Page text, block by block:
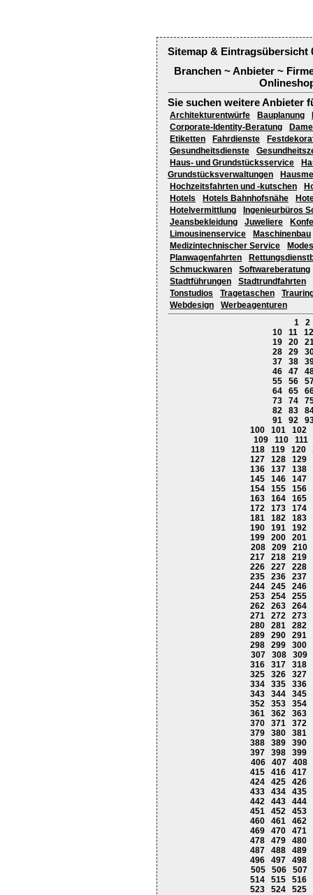
Sitemap & Eintragsübersicht
Branchen ~ Anbieter ~
Sie suchen weitere Anbieter
Architekturentwürfe Bauplanung
Corporate-Identity-Beratung
Etiketten
Fahrdienste
Gesundheitsdienste
Haus- und Grundstücksservice
Grundstücksverwaltungen
Hochzeitsfahrten und -kutschen
Hotels
Hotels Bahnhofsnähe
Hotelvermittlung
Ingenieurbüros
Jeansbekleidung
Juweliere
Limousinenservice
Maschinenbau
Medizintechnischer Service
Planwagenfahrten
Schmuckwaren
Softwareberatung
Stadtführungen
Stadtrundfahrten
Tonstudios
Tragetaschen
Webdesign
Werbeagenturen
1
2
10
11
12
19
20
28
29
37
38
46
47
55
56
64
65
73
74
82
83
91
92
100
101
102
109
110
111
118
119 120
127
128
129
136
137
138
145
146
147
154
155
156
163
164
165
172
173
174
181
182
183
190
191
192
199
200
201
208
209
210
217
218
219
226
227
228
235
236
237
244
245
246
253
254
255
262
263
264
271
272
273
280
281
282
289
290
291
298
299
300
307
308
309
316
317
318
325
326
327
334
335
336
343
344
345
352
353
354
361
362
363
370
371
372
379
380
381
388
389
390
397
398
399
406
407
408
415
416
417
424
425
426
433
434
435
442
443
444
451
452
453
460
461
462
469
470
471
478
479
480
487
488
489
496
497
498
505
506
507
514
515
516
523
524
525